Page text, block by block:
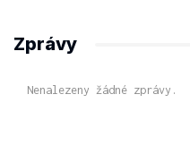
Zprávy
Nenalezeny žádné zprávy.